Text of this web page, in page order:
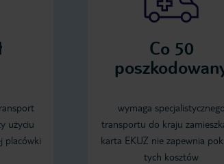
użyciu
placówki
Co 50
wymaga specjalistycznego
transportu do kraju
karta EKUZ nie zapewnia
tych kosztów